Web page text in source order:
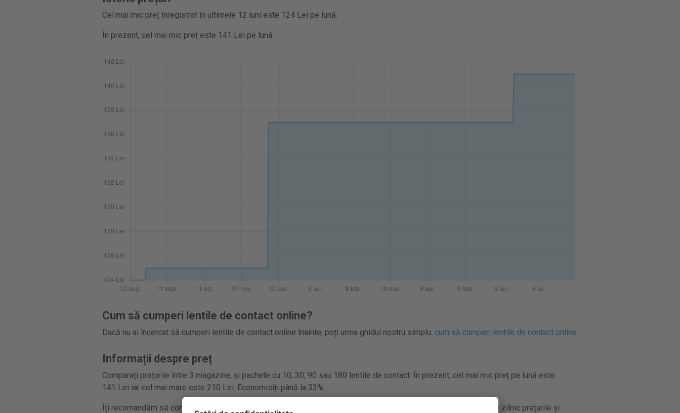
Cel mai mic preț înregistrat în ultimele 12 luni este 124 Lei pe lună.
În prezent, cel mai mic preț este 141 Lei pe lună.
Cum să cumperi lentile de contact online?
Dacă nu ai încercat să cumperi lentile de contact online înainte, poți urma ghidul nostru simplu: cum să cumperi lentile de contact online.
Informații despre preț
Comparați prețurile între 3 magazine, și pachete cu 10, 30, 90 sau 180 lentile de contact. În prezent, cel mai mic preț pe lună este
141 Lei iar cel mai mare este 210 Lei. Economisiți până la 33%
Îți recomandăm să compari întotdeauna prețurile înainte de a cumpăra TopVue Daily online. Lenspricer urmărește zilnic prețurile și